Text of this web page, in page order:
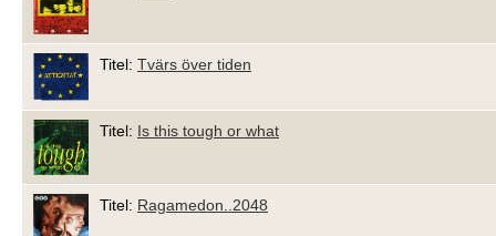
Titel: Tvärs över tiden
Titel: Is this tough or what
Titel: Ragamedon..2048